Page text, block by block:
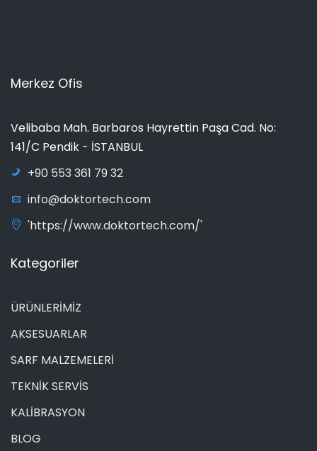
Merkez Ofis
Velibaba Mah. Barbaros Hayrettin Paşa Cad. No:
141/C Pendik - İSTANBUL
+90 553 361 79 32
info@doktortech.com
'https://www.doktortech.com/'
Kategoriler
ÜRÜNLERİMİZ
AKSESUARLAR
SARF MALZEMELERİ
TEKNİK SERVİS
KALİBRASYON
BLOG